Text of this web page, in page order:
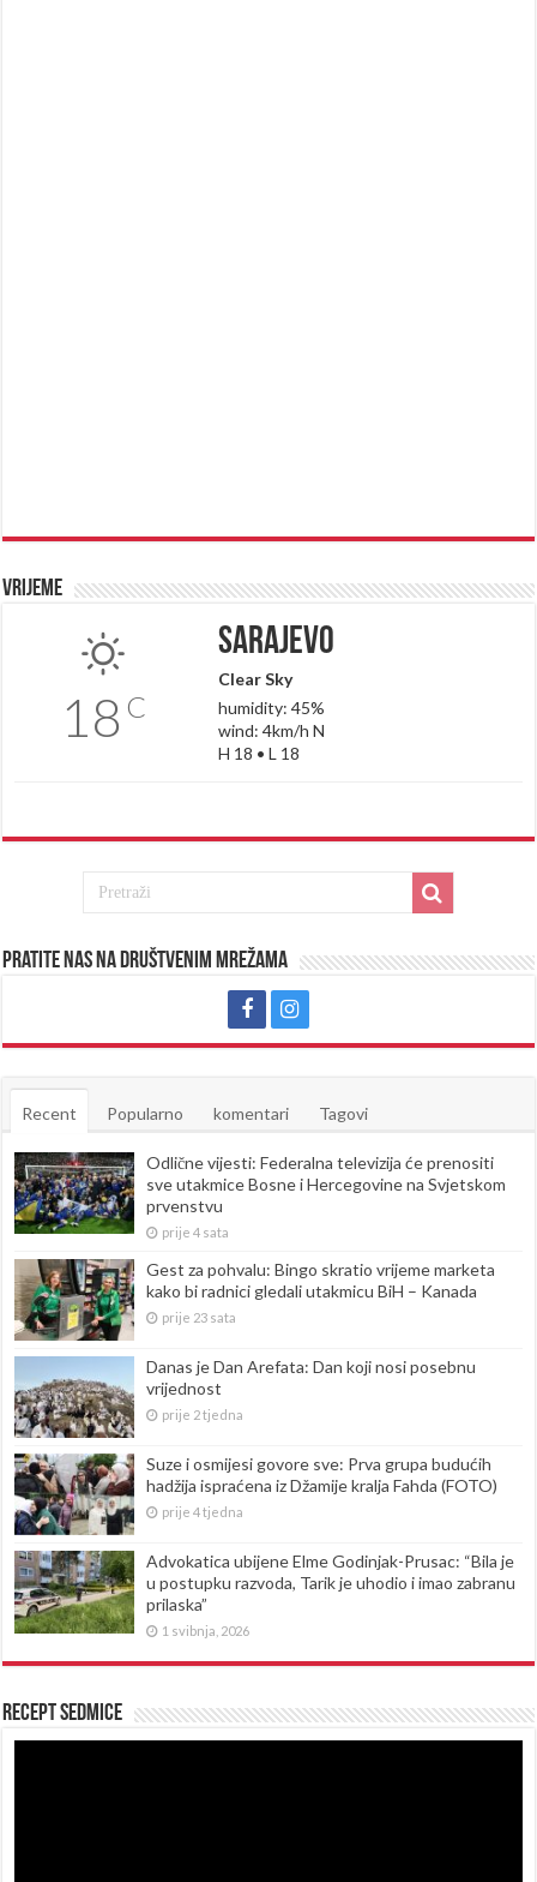
Vrijeme
18 C
Sarajevo
Clear Sky
humidity: 45%
wind: 4km/h N
H 18 • L 18
Pratite nas na društvenim mrežama
Recent Popularno komentari Tagovi
Odlične vijesti: Federalna televizija će prenositi
sve utakmice Bosne i Hercegovine na Svjetskom
prvenstvu
prije 4 sata
Gest za pohvalu: Bingo skratio vrijeme marketa
kako bi radnici gledali utakmicu BiH – Kanada
prije 23 sata
Danas je Dan Arefata: Dan koji nosi posebnu
vrijednost
prije 2 tjedna
Suze i osmijesi govore sve: Prva grupa budućih
hadžija ispraćena iz Džamije kralja Fahda (FOTO)
prije 4 tjedna
Advokatica ubijene Elme Godinjak-Prusac: “Bila je
u postupku razvoda, Tarik je uhodio i imao zabranu
prilaska”
1 svibnja, 2026
Recept sedmice